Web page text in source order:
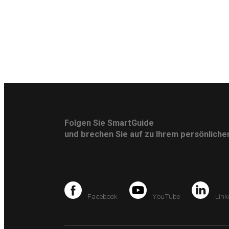
Folgen Sie SmartGuide
und brechen Sie auf zu Ihrem
Facebook YouTube